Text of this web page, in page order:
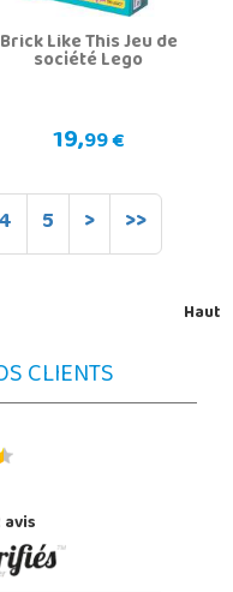
Brick Like This Jeu de
société Lego
19,99 €
4 5 > >>
Haut
CLIENTS